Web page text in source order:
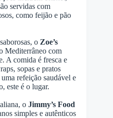
servidas com
como feijão e pão
o Zoe’s
Mediterrâneo com
A comida é fresca e
sopas e pratos
refeição saudável e
este é o lugar.
o Jimmy’s Food
simples e autênticos